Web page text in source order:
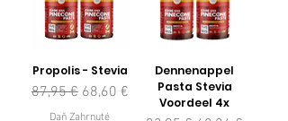
Propolis - Stevia
Normálna cena
87,95 € Zľavnená cena
68,60 €
Daň Zahrnuté
Dennenappel
Pasta Stevia
Voordeel 4x